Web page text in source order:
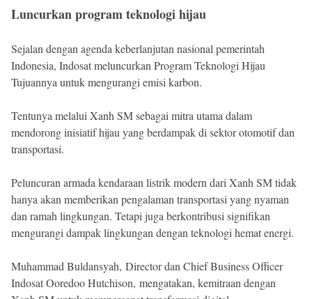
Luncurkan program teknologi hijau
Sejalan dengan agenda keberlanjutan nasional pemerintah
Indonesia, Indosat meluncurkan Program Teknologi Hijau
Tujuannya untuk mengurangi emisi karbon.
Tentunya melalui Xanh SM sebagai mitra utama dalam
mendorong inisiatif hijau yang berdampak di sektor otomotif dan
transportasi.
Peluncuran armada kendaraan listrik modern dari Xanh SM tidak
hanya akan memberikan pengalaman transportasi yang nyaman
dan ramah lingkungan. Tetapi juga berkontribusi signifikan
mengurangi dampak lingkungan dengan teknologi hemat energi.
Muhammad Buldansyah, Director dan Chief Business Officer
Indosat Ooredoo Hutchison, mengatakan, kemitraan dengan